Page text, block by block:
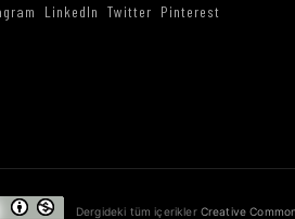
LinkedIn Twitter Pinterest
Dergideki tüm içerikler Creative